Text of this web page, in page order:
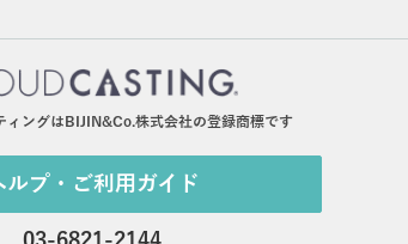
ィングはBIJIN&Co.株式会社の登録商標です
ルプ・ご利用ガイド